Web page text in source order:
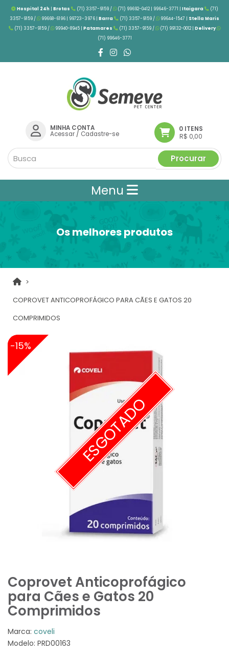
Hospital 24h| Brotas (71) 3357-9159 / (71) 99692-0412 | 99646-3771 | Itaigara
(71)
3357-9159 /
99668-6196 | 99723-3976 | Barra (71) 3357-9159 / 99644-1547 | Stella Maris
(71) 3357-9159 /
99940-8945 | Patamares (71) 3357-9159 / (71) 99132-0012 | Delivery
(71) 99646-3771
MINHA CONTA
Acessar/ Cadastre-se
0 ITENS
R$ 0,00
Procurar
Menu
Os melhores produtos
COPROVET ANTICOPROFÁGICO PARA CÃES E GATOS 20
COMPRIMIDOS
ESGOTADO
-15%
Coprovet Anticoprofágico
para Cães e Gatos 20
Comprimidos
Marca: coveli
Modelo: PRD00163